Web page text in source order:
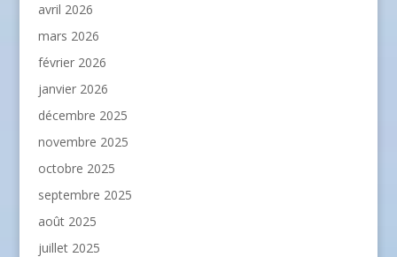
avril 2026
mars 2026
février 2026
janvier 2026
décembre 2025
novembre 2025
octobre 2025
septembre 2025
août 2025
juillet 2025